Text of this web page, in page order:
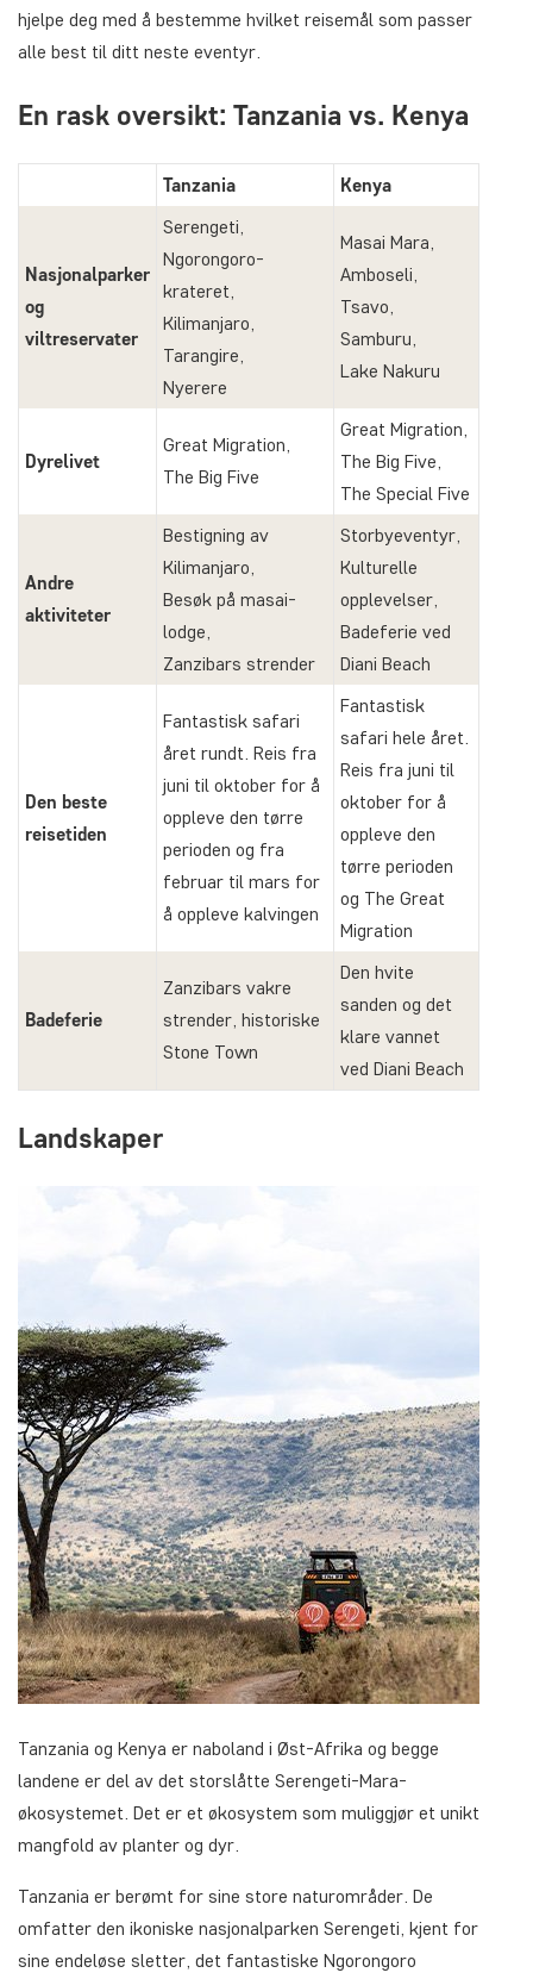
hjelpe deg med å bestemme hvilket reisemål som passer
alle best til ditt neste eventyr.
En rask oversikt: Tanzania vs. Kenya
Tanzania Kenya
Nasjonalparker
og
viltreservater
Serengeti,
Ngorongoro-
krateret,
Kilimanjaro,
Tarangire,
Nyerere
Masai Mara,
Amboseli,
Tsavo,
Samburu,
Lake Nakuru
Dyrelivet
Great Migration,
The Big Five
Great Migration,
The Big Five,
The Special Five
Andre
aktiviteter
Bestigning av
Kilimanjaro,
Besøk på masai-
lodge,
Zanzibars strender
Storbyeventyr,
Kulturelle
opplevelser,
Badeferie ved
Diani Beach
Den beste
reisetiden
Fantastisk safari
året rundt. Reis fra
juni til oktober for å
oppleve den tørre
perioden og fra
februar til mars for
å oppleve kalvingen
Fantastisk
safari hele året.
Reis fra juni til
oktober for å
oppleve den
tørre perioden
og The Great
Migration
Badeferie
Zanzibars vakre
strender, historiske
Stone Town
Den hvite
sanden og det
klare vannet
ved Diani Beach
Landskaper
Tanzania og Kenya er naboland i Øst-Afrika og begge
landene er del av det storslåtte Serengeti-Mara-
økosystemet. Det er et økosystem som muliggjør et unikt
mangfold av planter og dyr.
Tanzania er berømt for sine store naturområder. De
omfatter den ikoniske nasjonalparken Serengeti, kjent for
sine endeløse sletter, det fantastiske Ngorongoro